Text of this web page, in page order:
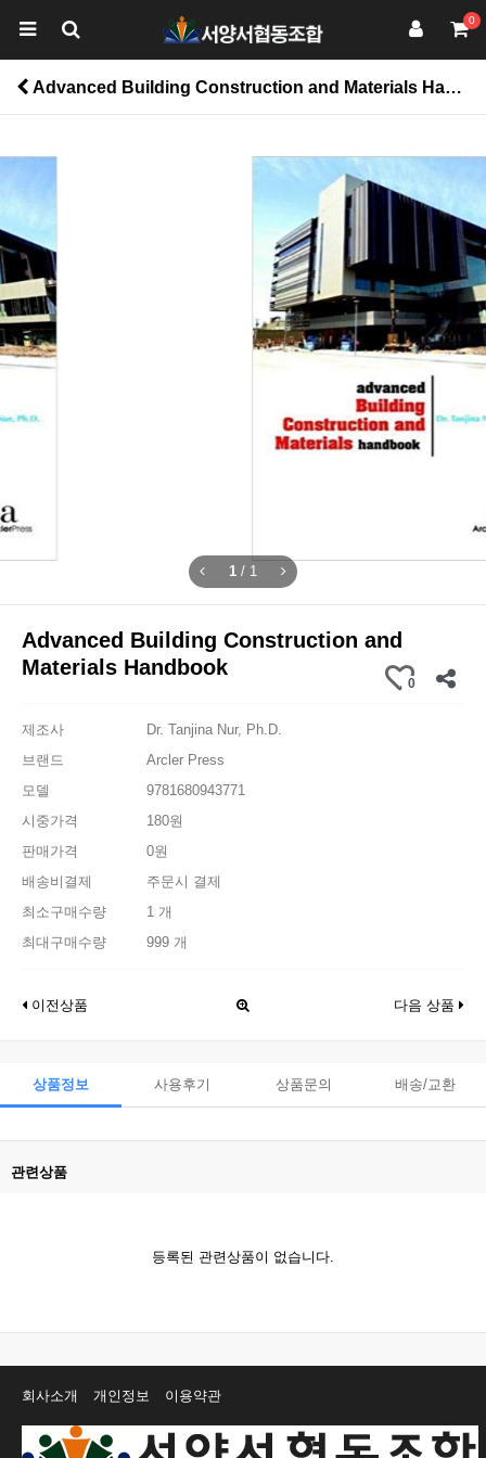
0
Advanced Building Construction and Materials Handbook > 공학계열
1 / 1
Advanced Building Construction and
Materials Handbook
0
제조사
Dr. Tanjina Nur, Ph.D.
브랜드
Arcler Press
모델
9781680943771
시중가격
180원
판매가격
0원
배송비결제
주문시 결제
최소구매수량
1 개
최대구매수량
999 개
이전상품 다음 상품
상품정보 사용후기 상품문의 배송/교환
관련상품
등록된 관련상품이 없습니다.
회사소개 개인정보 이용약관